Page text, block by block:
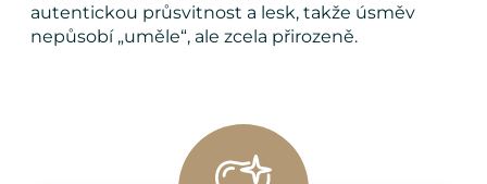
autentickou průsvitnost a lesk, takže úsměv
nepůsobí „uměle“, ale zcela přirozeně.